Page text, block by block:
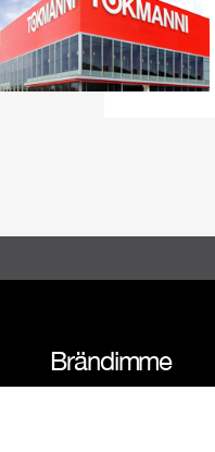
Brändimme